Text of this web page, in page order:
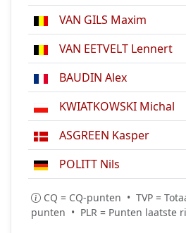
VAN GILS Maxim
VAN EETVELT Lennert
BAUDIN Alex
KWIATKOWSKI Michal
ASGREEN Kasper
POLITT Nils
CQ = CQ-punten • TVP =
punten • PLR = Punten laatste